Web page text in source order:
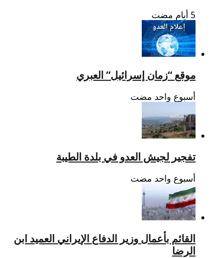
موقع “زمان إسرائيل” العبري
‏أسبوع واحد مضت
تفجير لجيش العدو في بلدة الطيبة
‏أسبوع واحد مضت
القائم بأعمال وزير الدفاع الإيراني العميد ابن
الرضا